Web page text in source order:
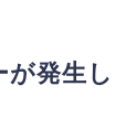
発生し